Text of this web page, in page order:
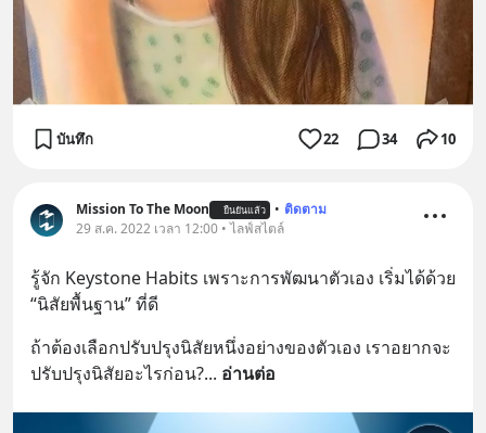
บันทึก 22 34 10
Mission To The Moon ยืนยันแล้ว • ติดตาม
29 ส.ค. 2022 เวลา 12:00 • ไลฟ์สไตล์
รู้จัก Keystone Habits เพราะการพัฒนาตัวเอง เริ่มได้ด้วย
“นิสัยพื้นฐาน” ที่ดี
ถ้าต้องเลือกปรับปรุงนิสัยหนึ่งอย่างของตัวเอง เราอยากจะ
ปรับปรุงนิสัยอะไรก่อน?... อ่านต่อ